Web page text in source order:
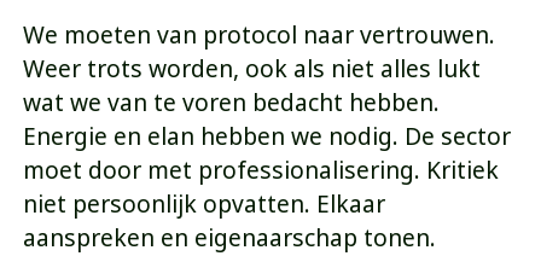
We moeten van protocol naar vertrouwen.
Weer trots worden, ook als niet alles lukt
wat we van te voren bedacht hebben.
Energie en elan hebben we nodig. De sector
moet door met professionalisering. Kritiek
niet persoonlijk opvatten. Elkaar
aanspreken en eigenaarschap tonen.